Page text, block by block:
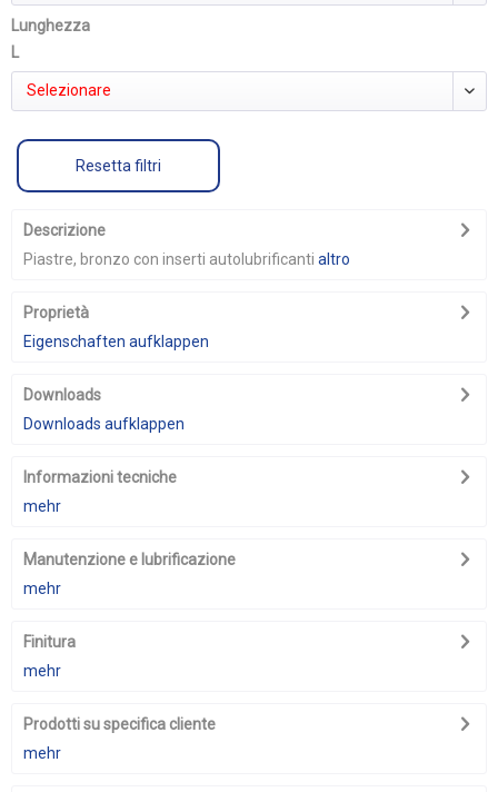
Lunghezza
L
Selezionare
Resetta filtri
Descrizione
Piastre, bronzo con inserti autolubrificanti altro
Proprietà
Eigenschaften aufklappen
Downloads
Downloads aufklappen
Informazioni tecniche
mehr
Manutenzione e lubrificazione
mehr
Finitura
mehr
Prodotti su specifica cliente
mehr